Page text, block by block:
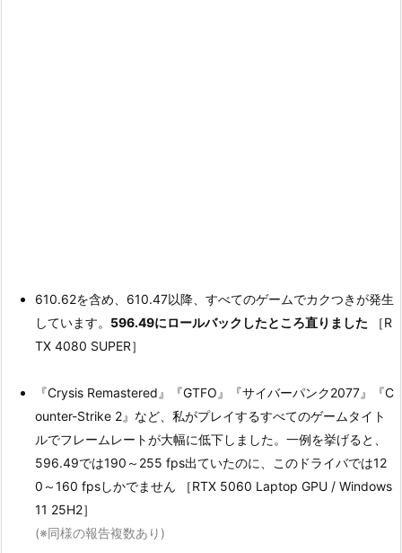
610.62を含め、610.47以降、すべてのゲームでカクつきが発生
しています。 596.49にロールバックしたところ直りました ［R
TX 4080 SUPER］
『Crysis Remastered』『GTFO』『サイバーパンク2077』『C
ounter-Strike 2』など、私がプレイするすべてのゲームタイト
ルでフレームレートが大幅に低下しました。一例を挙げると、
596.49では190～255 fps出ていたのに、このドライバでは12
0～160 fpsしかでません ［RTX 5060 Laptop GPU / Windows
11 25H2］
(※同様の報告複数あり)